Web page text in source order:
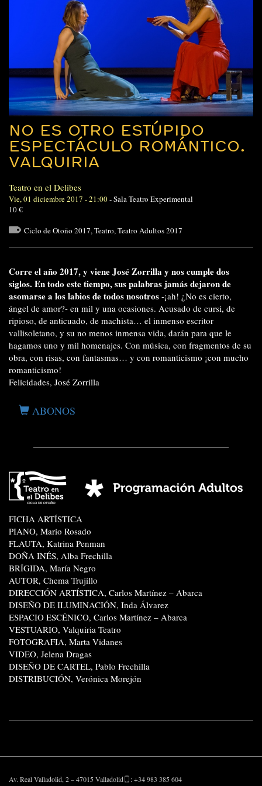
NO ES OTRO ESTÚPIDO
ESPECTÁCULO ROMÁNTICO.
VALQUIRIA
Teatro en el Delibes
Vie, 01 diciembre 2017 - 21:00-Sala Teatro Experimental
10 €
Ciclo de Otoño 2017,Teatro,Teatro Adultos 2017
Corre el año 2017, y viene José Zorrilla y nos cumple dos
siglos. En todo este tiempo, sus palabras jamás dejaron de
asomarse a los labios de todos nosotros -¡ah! ¿No es cierto,
ángel de amor?- en mil y una ocasiones. Acusado de cursi, de
ripioso, de anticuado, de machista… el inmenso escritor
vallisoletano, y su no menos inmensa vida, darán para que le
hagamos uno y mil homenajes. Con música, con fragmentos de su
obra, con risas, con fantasmas… y con romanticismo ¡con mucho
romanticismo!
Felicidades, José Zorrilla
ABONOS
FICHA ARTÍSTICA
PIANO, Mario Rosado
FLAUTA, Katrina Penman
DOÑA INÉS, Alba Frechilla
BRÍGIDA, María Negro
AUTOR, Chema Trujillo
DIRECCIÓN ARTÍSTICA, Carlos Martínez – Abarca
DISEÑO DE ILUMINACIÓN, Inda Álvarez
ESPACIO ESCÉNICO, Carlos Martínez – Abarca
VESTUARIO, Valquiria Teatro
FOTOGRAFIA, Marta Vidanes
VIDEO, Jelena Dragas
DISEÑO DE CARTEL, Pablo Frechilla
DISTRIBUCIÓN, Verónica Morejón
Av. Real Valladolid, 2 – 47015 Valladolid : +34 983 385 604